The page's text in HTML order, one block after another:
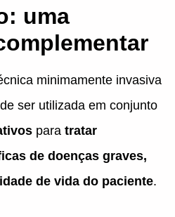
uma
minimamente invasiva
ser utilizada em conjunto
para tratar
de doenças graves,
de vida do paciente.